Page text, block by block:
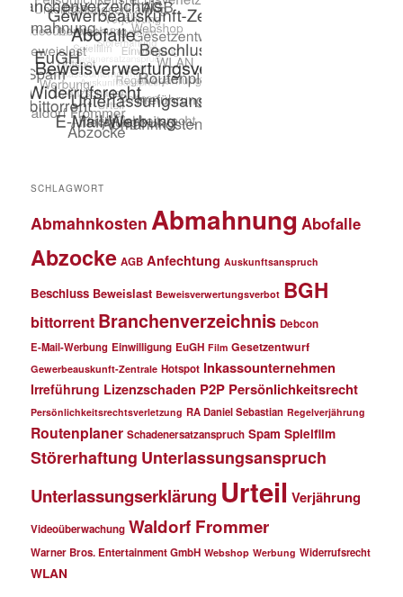
SCHLAGWORT
Abmahnkosten Abmahnung Abofalle
Abzocke AGB Anfechtung Auskunftsanspruch
Beschluss Beweislast Beweisverwertungsverbot BGH
bittorrent Branchenverzeichnis Debcon
E-Mail-Werbung Einwilligung EuGH Film Gesetzentwurf
Gewerbeauskunft-Zentrale Hotspot Inkassounternehmen
Irreführung Lizenzschaden P2P Persönlichkeitsrecht
Persönlichkeitsrechtsverletzung RA Daniel Sebastian Regelverjährung
Routenplaner Schadenersatzanspruch Spam Spielfilm
Störerhaftung Unterlassungsanspruch
Unterlassungserklärung Urteil Verjährung
Videoüberwachung Waldorf Frommer
Warner Bros. Entertainment GmbH Webshop Werbung Widerrufsrecht
WLAN